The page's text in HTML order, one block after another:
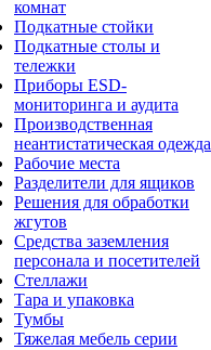
комнат
Подкатные стойки
Подкатные столы и
тележки
Приборы ESD-
мониторинга и аудита
Производственная
неантистатическая одежда
Рабочие места
Разделители для ящиков
Решения для обработки
жгутов
Средства заземления
персонала и посетителей
Стеллажи
Тара и упаковка
Тумбы
Тяжелая мебель серии